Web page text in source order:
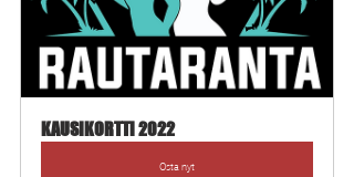
KAUSIKORTTI 2022
Osta nyt